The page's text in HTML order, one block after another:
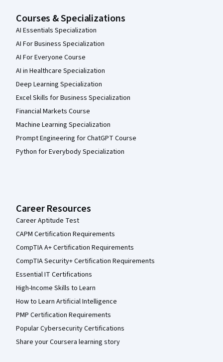
Courses & Specializations
AI Essentials Specialization
AI For Business Specialization
AI For Everyone Course
AI in Healthcare Specialization
Deep Learning Specialization
Excel Skills for Business Specialization
Financial Markets Course
Machine Learning Specialization
Prompt Engineering for ChatGPT Course
Python for Everybody Specialization
Career Resources
Career Aptitude Test
CAPM Certification Requirements
CompTIA A+ Certification Requirements
CompTIA Security+ Certification Requirements
Essential IT Certifications
High-Income Skills to Learn
How to Learn Artificial Intelligence
PMP Certification Requirements
Popular Cybersecurity Certifications
Share your Coursera learning story